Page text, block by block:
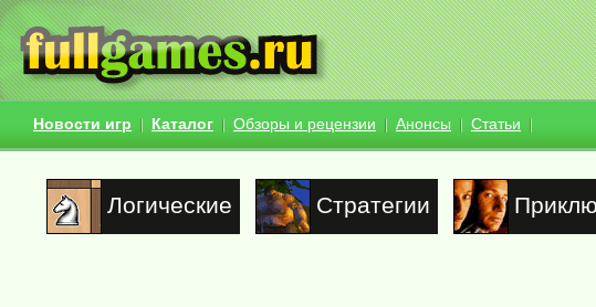
Новости игр Каталог Обзоры и рецензии Анонсы Статьи
Логические Стратегии